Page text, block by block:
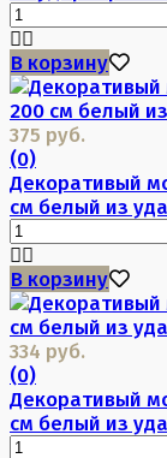
В корзину
375 руб.
(0)
Декоративый
см белый из
В корзину
334 руб.
(0)
Декоративый
см белый из